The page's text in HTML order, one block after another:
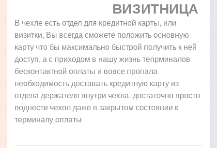
ВИЗИТНИЦА
В чехле есть отдел для кредитной карты, или
визитки, Вы всегда сможете положить основную
карту что бы максимально быстрой получить к ней
доступ, а с приходом в нашу жизнь тепрминалов
бесконтактной оплаты и вовсе пропала
необходимость доставать кредитную карту из
отдела держателя внутри чехла, достаточно просто
поднести чехол даже в закрытом состоянии к
терминалу оплаты